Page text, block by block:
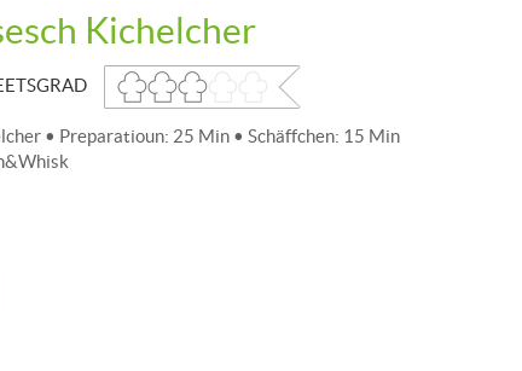
Kichelcher
• Preparatioun: 25 Min • Schäffchen: 15 Min